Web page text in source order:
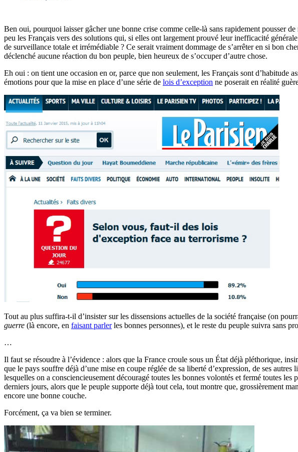
Ben oui, pourquoi laisser gâcher une bonne crise comme celle-là sans rapidement pousser
peu les Français vers des solutions qui, si elles ont largement prouvé leur inefficacité
de surveillance totale et irrémédiable ? Ce serait vraiment dommage de s’arrêter en si bon
déclenché aucune réaction du bon peuple, bien heureux de s’occuper d’autre chose.
Eh oui : on tient une occasion en or, parce que non seulement, les Français sont d’habitude
émotions pour que la mise en place d’une série de lois d’exception ne poserait en réalité
Tout au plus suffira-t-il d’insister sur les dissensions actuelles de la société française (on
guerre (là encore, en faisant parlerles bonnes personnes), et le reste du peuple suivra sans
…
Il faut se résoudre à l’évidence : alors que la France croule sous un État déjà pléthorique,
que le pays souffre déjà d’une mise en coupe réglée de sa liberté d’expression, de ses
lesquelles on a consciencieusement découragé toutes les bonnes volontés et fermé toutes
derniers jours, alors que le peuple supporte déjà tout cela, tout montre que, grossièrement
encore une bonne couche.
Forcément, ça va bien se terminer.